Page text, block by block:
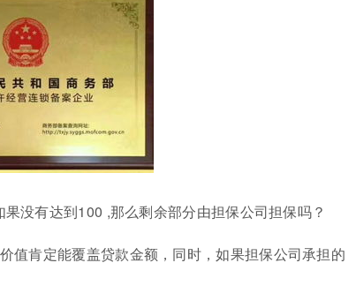
没有达到100 ,那么剩余部分由担保公司担保吗？
值肯定能覆盖贷款金额，同时，如果担保公司承担的